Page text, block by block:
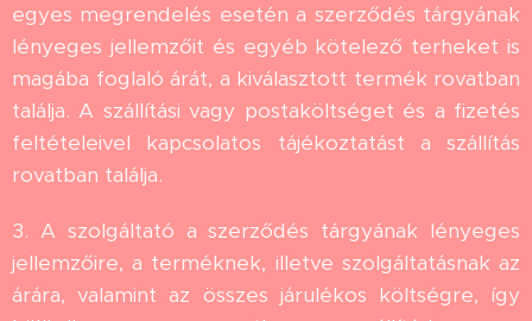
egyes megrendelés esetén a szerződés tárgyának
lényeges jellemzőit és egyéb kötelező terheket is
magába foglaló árát, a kiválasztott termék rovatban
találja. A szállítási vagy postaköltséget és a fizetés
feltételeivel kapcsolatos tájékoztatást a szállítás
rovatban találja.
3. A szolgáltató a szerződés tárgyának lényeges
jellemzőire, a terméknek, illetve szolgáltatásnak az
árára, valamint az összes járulékos költségre, így